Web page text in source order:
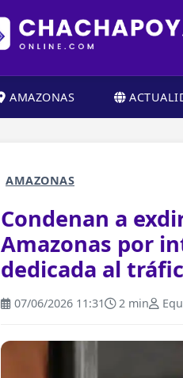
AMAZONAS
AMAZONAS
Condenan a
Amazonas por
dedicada al
07/06/2026 11:31 2 min